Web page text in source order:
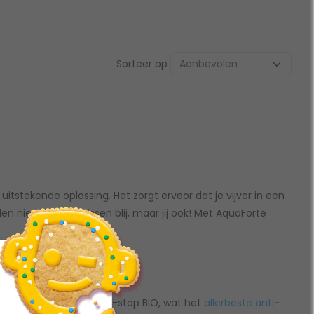
Sorteer op
oplossing. Het zorgt ervoor dat je vijver in een
niet alleen je vissen blij, maar jij ook! Met AquaForte
hebben we Alg-stop BIO, wat het allerbeste anti-